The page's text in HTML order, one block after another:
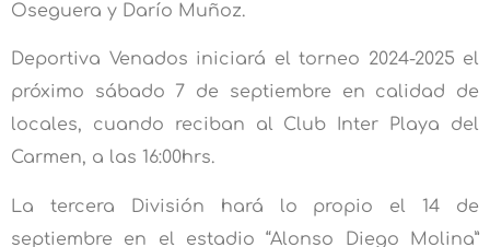
Oseguera y Darío Muñoz.
Deportiva Venados iniciará el torneo 2024-2025 el
próximo sábado 7 de septiembre en calidad de
locales, cuando reciban al Club Inter Playa del
Carmen, a las 16:00hrs.
La tercera División hará lo propio el 14 de
septiembre en el estadio “Alonso Diego Molina”